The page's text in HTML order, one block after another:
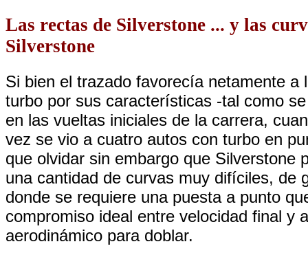
Las rectas de Silverstone ... y las
Silverstone
Si bien el trazado favorecía netamente a
turbo por sus características -tal como
en las vueltas iniciales de la carrera,
vez se vio a cuatro autos con turbo en
que olvidar sin embargo que Silverstone
una cantidad de curvas muy difíciles, de
donde se requiere una puesta a punto
compromiso ideal entre velocidad final y
aerodinámico para doblar.